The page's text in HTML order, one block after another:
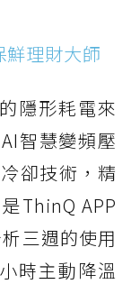
理財大師
隱形耗電來
智慧變頻壓
卻技術，精
ThinQ APP
三週的使用
時主動降溫